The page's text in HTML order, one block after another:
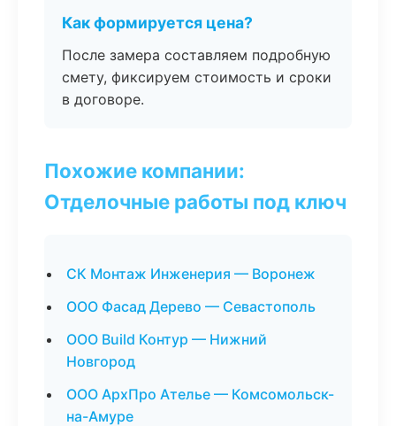
Как формируется цена?
После замера составляем подробную
смету, фиксируем стоимость и сроки
в договоре.
Похожие компании:
Отделочные работы под ключ
СК Монтаж Инженерия — Воронеж
ООО Фасад Дерево — Севастополь
ООО Build Контур — Нижний
Новгород
ООО АрхПро Ателье — Комсомольск-
на-Амуре